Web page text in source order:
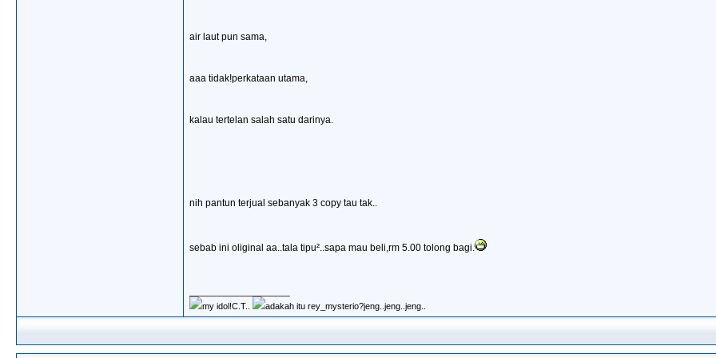
air laut pun sama,
aaa tidak!perkataan utama,
kalau tertelan salah satu darinya.
nih pantun terjual sebanyak 3 copy tau tak..
sebab ini oliginal aa..tala tipu²..sapa mau beli,rm 5.00 tolong bagi.
my idol!C.T..
adakah itu rey_mysterio?jeng..jeng..jeng..